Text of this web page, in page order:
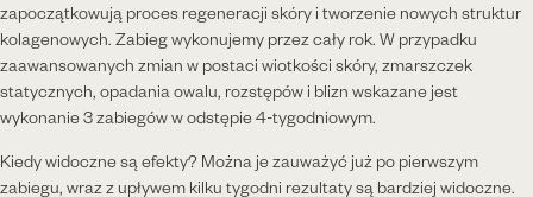
zapoczątkowują proces regeneracji skóry i tworzenie nowych struktur
kolagenowych. Zabieg wykonujemy przez cały rok. W przypadku
zaawansowanych zmian w postaci wiotkości skóry, zmarszczek
statycznych, opadania owalu, rozstępów i blizn wskazane jest
wykonanie 3 zabiegów w odstępie 4-tygodniowym.
Kiedy widoczne są efekty? Można je zauważyć już po pierwszym
zabiegu, wraz z upływem kilku tygodni rezultaty są bardziej widoczne.